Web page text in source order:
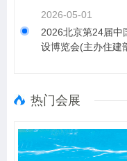
2026-05-01
2026北京第24届中
设博览会(主办住建
热门会展